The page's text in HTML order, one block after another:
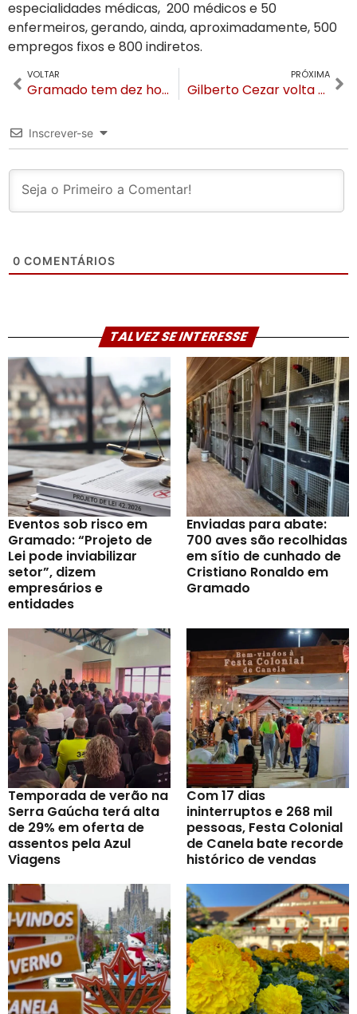
especialidades médicas, 200 médicos e 50
enfermeiros, gerando, ainda, aproximadamente, 500
empregos fixos e 800 indiretos.
VOLTAR
Gramado tem dez hotéis no ranking anual dos Melhores do Mundo, América do Sul e Brasil
PRÓXIMA
Gilberto Cezar volta de Brasília com 20 milhões de reais captados para projetos de Canela
Inscrever-se
0 COMENTÁRIOS
TALVEZ SE INTERESSE
Eventos sob risco em
Gramado: “Projeto de
Lei pode inviabilizar
setor”, dizem
empresários e
entidades
Enviadas para abate:
700 aves são recolhidas
em sítio de cunhado de
Cristiano Ronaldo em
Gramado
Temporada de verão na
Serra Gaúcha terá alta
de 29% em oferta de
assentos pela Azul
Viagens
Com 17 dias
ininterruptos e 268 mil
pessoas, Festa Colonial
de Canela bate recorde
histórico de vendas